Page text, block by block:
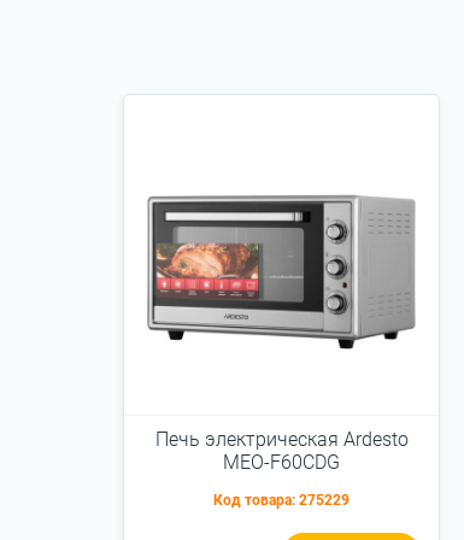
Печь электрическая Ardesto
MEO-F60CDG
Код товара: 275229